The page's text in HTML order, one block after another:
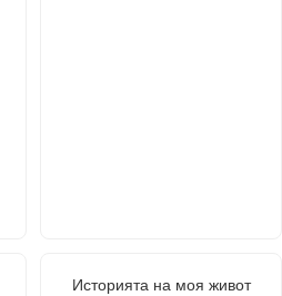
Историята на моя живот